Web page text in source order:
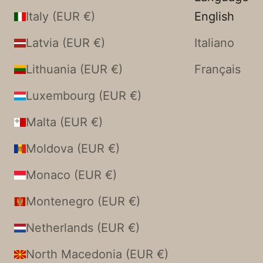
Italy (EUR €)
Latvia (EUR €)
Lithuania (EUR €)
Luxembourg (EUR €)
Malta (EUR €)
Moldova (EUR €)
Monaco (EUR €)
Montenegro (EUR €)
Netherlands (EUR €)
North Macedonia (EUR €)
English
Italiano
Français